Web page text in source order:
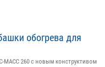
обогрева для
260 с новым конструктивом